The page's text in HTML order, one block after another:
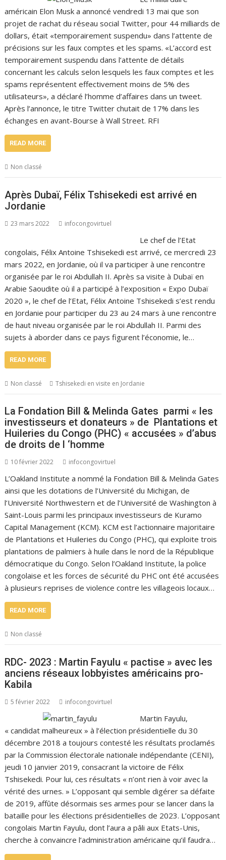
américain Elon Musk a annoncé vendredi 13 mai que son
projet de rachat du réseau social Twitter, pour 44 milliards de
dollars, était «temporairement suspendu» dans l’attente de
précisions sur les faux comptes et les spams. «L’accord est
temporairement suspendu dans l’attente de détails
concernant les calculs selon lesquels les faux comptes et les
spams représentent effectivement moins de 5% des
utilisateurs», a déclaré l’homme d’affaires dans un tweet.
Après l’annonce, le titre Twitter chutait de 17% dans les
échanges en avant-Bourse à Wall Street. RFI
READ MORE
Non classé
Après Dubaï, Félix Tshisekedi est arrivé en
Jordanie
23 mars 2022 infocongovirtuel
Le chef de l’Etat
congolais, Félix Antoine Tshisekedi est arrivé, ce mercredi 23
mars 2022, en Jordanie, où il va participer à une rencontre
organisée par le roi Abdullah II. Après sa visite à Dubaï en
Arabie Saoudite où il a participé à l’exposition « Expo Dubaï
2020 », le chef de l’Etat, Félix Antoine Tshisekedi s’est rendu
en Jordanie pour participer du 23 au 24 mars à une rencontre
de haut niveau organisée par le roi Abdullah II. Parmi des
sujets à aborder dans ce pays figurent l’économie, le…
READ MORE
Non classé Tshisekedi en visite en Jordanie
La Fondation Bill & Melinda Gates parmi « les
investisseurs et donateurs » de Plantations et
Huileries du Congo (PHC) « accusées » d’abus
de droits de l ‘homme
10 février 2022 infocongovirtuel
L’Oakland Institute a nommé la Fondation Bill & Melinda Gates
ainsi que les dotations de l’Université du Michigan, de
l’Université Northwestern et de l’Université de Washington à
Saint-Louis parmi les principaux investisseurs de Kuramo
Capital Management (KCM). KCM est l’actionnaire majoritaire
de Plantations et Huileries du Congo (PHC), qui exploite trois
plantations de palmiers à huile dans le nord de la République
démocratique du Congo. Selon l’Oakland Institute, la police
congolaise et les forces de sécurité du PHC ont été accusées
à plusieurs reprises de violence contre les villageois locaux…
READ MORE
Non classé
RDC- 2023 : Martin Fayulu « pactise » avec les
anciens réseaux lobbyistes américains pro-
Kabila
5 février 2022 infocongovirtuel
Martin Fayulu,
« candidat malheureux » à l’élection présidentielle du 30
décembre 2018 a toujours contesté les résultats proclamés
par la Commission électorale nationale indépendante (CENI),
jeudi 10 janvier 2019, consacrant la victoire de Félix
Tshisekedi. Pour lui, ces résultats « n’ont rien à voir avec la
vérité des urnes. » L’opposant qui semble digérer sa défaite
de 2019, affûte désormais ses armes pour se lancer dans la
bataille pour les élections présidentielles de 2023. L’opposant
congolais Martin Fayulu, dont l’aura a pâli aux Etats-Unis,
cherche à convaincre l’administration américaine qu’il faudra…